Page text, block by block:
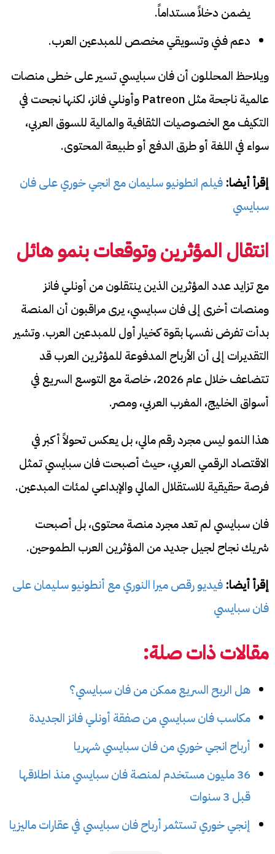
يضمن دخلاً مستداماً.
دعم فني وتسويقي مخصص للمبدعين العرب.
ويلاحظ المحللون أن فان سبايسي تسير على خطى منصات
عالمية ناجحة مثل Patreon وأونلي فانز، لكنها نجحت في
التكيف مع الخصوصيات الثقافية والمالية للسوق العربي،
سواء في اللغة أو طرق الدفع أو طبيعة المحتوى.
إقرأ أيضا: فيلم انطونيو سليمان مع انجي خوري على فان
سبايسي
انتقال المؤثرين وتوقعات بنمو هائل
مع تزايد عدد المؤثرين الذين ينتقلون من أونلي فانز
ومنصات أخرى إلى فان سبايسي، يرى مراقبون أن المنصة
بدأت تفرض نفسها بقوة كخيار أول للمبدعين العرب. وتشير
التقديرات إلى أن الأرباح المدفوعة للمؤثرين العرب قد
تتضاعف خلال عام 2026، خاصة مع التوسع السريع في
أسواق الخليج، المغرب العربي، ومصر.
هذا النمو ليس مجرد رقم مالي، بل يعكس تحولاً أكبر في
الاقتصاد الرقمي العربي، حيث أصبحت فان سبايسي تمثل
فرصة حقيقية للاستقلال المالي والإبداعي لمئات المبدعين.
فان سبايسي لم تعد مجرد منصة محتوى، بل أصبحت
شريك نجاح لجيل جديد من المؤثرين العرب الطموحين.
إقرأ أيضا: فيديو رقص ميرا النوري مع أنطونيو سليمان على
فان سبايسي
مقالات ذات صلة:
هل الربح السريع ممكن من فان سبايسي؟
مكاسب فان سبايسي من صفقة أونلي فانز الجديدة
أرباح انجي خوري من فان سبايسي شهريا
36 مليون مستخدم لمنصة فان سبايسي منذ اطلاقها
قبل 3 سنوات
إنجي خوري تستثمر أرباح فان سبايسي في عقارات ماليزيا